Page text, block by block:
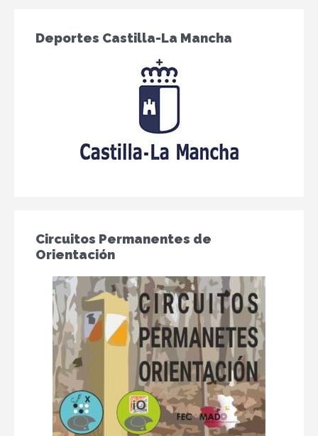
Deportes Castilla-La Mancha
Circuitos Permanentes de
Orientación